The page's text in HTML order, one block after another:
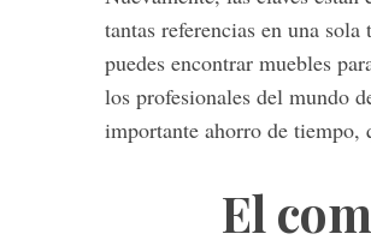
tantas referencias en una
puedes encontrar muebles
los profesionales del mundo
importante ahorro de tiempo,
El